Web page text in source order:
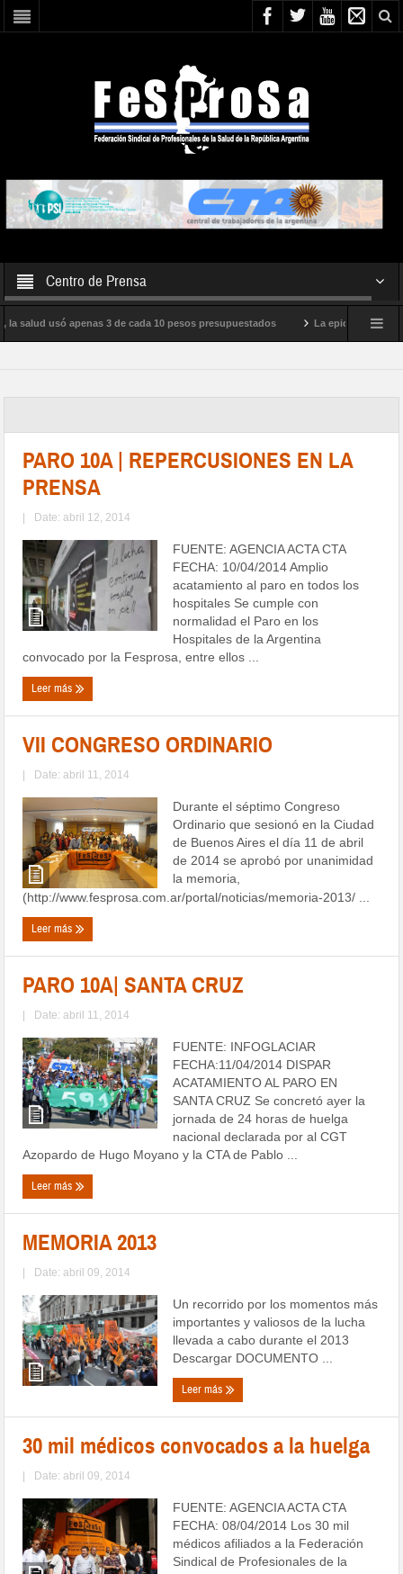
Centro de Prensa
usó apenas 3 de cada 10 pesos presupuestados La epidemia de
PARO 10A | REPERCUSIONES EN LA
PRENSA
| Date: abril 12, 2014
FUENTE: AGENCIA ACTA CTA
FECHA: 10/04/2014 Amplio
acatamiento al paro en todos los
hospitales Se cumple con
normalidad el Paro en los
Hospitales de la Argentina
convocado por la Fesprosa, entre ellos ...
Leer más
VII CONGRESO ORDINARIO
| Date: abril 11, 2014
Durante el séptimo Congreso
Ordinario que sesionó en la Ciudad
de Buenos Aires el día 11 de abril
de 2014 se aprobó por unanimidad
la memoria,
(http://www.fesprosa.com.ar/portal/noticias/memoria-2013/ ...
Leer más
PARO 10A| SANTA CRUZ
| Date: abril 11, 2014
FUENTE: INFOGLACIAR
FECHA:11/04/2014 DISPAR
ACATAMIENTO AL PARO EN
SANTA CRUZ Se concretó ayer la
jornada de 24 horas de huelga
nacional declarada por al CGT
Azopardo de Hugo Moyano y la CTA de Pablo ...
Leer más
MEMORIA 2013
| Date: abril 09, 2014
Un recorrido por los momentos más
importantes y valiosos de la lucha
llevada a cabo durante el 2013
Descargar DOCUMENTO ...
Leer más
30 mil médicos convocados a la huelga
| Date: abril 09, 2014
FUENTE: AGENCIA ACTA CTA
FECHA: 08/04/2014 Los 30 mil
médicos afiliados a la Federación
Sindical de Profesionales de la